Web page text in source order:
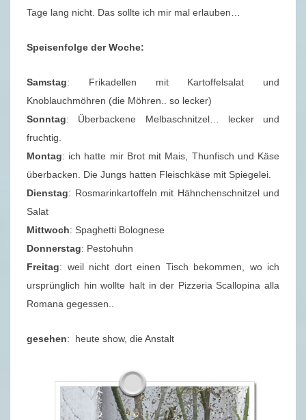
Tage lang nicht. Das sollte ich mir mal erlauben…
Speisenfolge der Woche:
Samstag: Frikadellen mit Kartoffelsalat und
Knoblauchmöhren (die Möhren.. so lecker)
Sonntag: Überbackene Melbaschnitzel… lecker und
fruchtig.
Montag: ich hatte mir Brot mit Mais, Thunfisch und Käse
überbacken. Die Jungs hatten Fleischkäse mit Spiegelei.
Dienstag: Rosmarinkartoffeln mit Hähnchenschnitzel und
Salat
Mittwoch: Spaghetti Bolognese
Donnerstag: Pestohuhn
Freitag: weil nicht dort einen Tisch bekommen, wo ich
ursprünglich hin wollte halt in der Pizzeria Scallopina alla
Romana gegessen..
gesehen: heute show, die Anstalt